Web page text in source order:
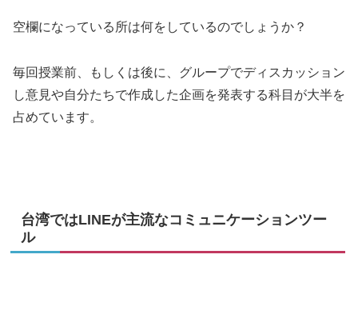
空欄になっている所は何をしているのでしょうか？
毎回授業前、もしくは後に、グループでディスカッション
し意見や自分たちで作成した企画を発表する科目が大半を
占めています。
台湾ではLINEが主流なコミュニケーションツー
ル